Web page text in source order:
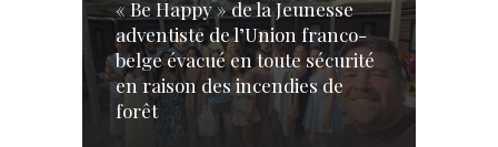
« Be Happy » de la Jeunesse
adventiste de l’Union franco-
belge évacué en toute sécurité
en raison des incendies de
forêt